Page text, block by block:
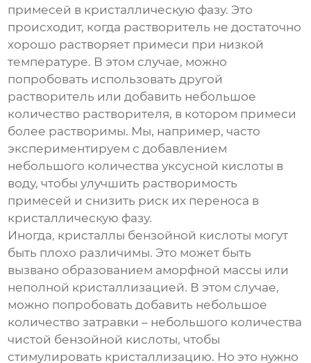
примесей в кристаллическую фазу. Это
происходит, когда растворитель не достаточно
хорошо растворяет примеси при низкой
температуре. В этом случае, можно
попробовать использовать другой
растворитель или добавить небольшое
количество растворителя, в котором примеси
более растворимы. Мы, например, часто
экспериментируем с добавлением
небольшого количества уксусной кислоты в
воду, чтобы улучшить растворимость
примесей и снизить риск их переноса в
кристаллическую фазу.
Иногда, кристаллы бензойной кислоты могут
быть плохо различимы. Это может быть
вызвано образованием аморфной массы или
неполной кристаллизацией. В этом случае,
можно попробовать добавить небольшое
количество затравки – небольшого количества
чистой бензойной кислоты, чтобы
стимулировать кристаллизацию. Но это нужно